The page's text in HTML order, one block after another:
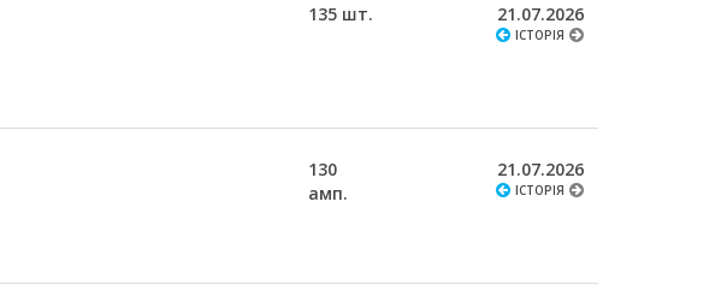
135 шт. 21.07.2026
ІСТОРІЯ
130
амп.
21.07.2026
ІСТОРІЯ